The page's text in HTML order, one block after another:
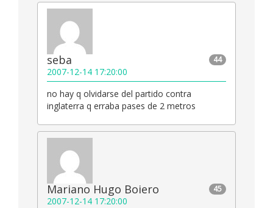
44
seba
2007-12-14 17:20:00
no hay q olvidarse del partido contra
inglaterra q erraba pases de 2 metros
45
Mariano Hugo Boiero
2007-12-14 17:20:00